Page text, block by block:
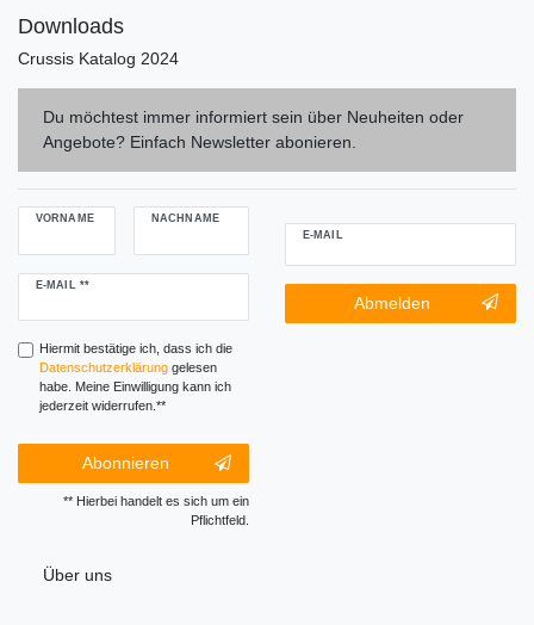
Downloads
Crussis Katalog 2024
Du möchtest immer informiert sein über Neuheiten oder
Angebote? Einfach Newsletter abonieren.
VORNAME NACHNAME
E-MAIL **
Newsletter
Hiermit bestätige ich, dass ich die
Daten­schutz­erklärunggelesen
habe. Meine Einwilligung kann ich
jederzeit widerrufen.**
Abonnieren
** Hierbei handelt es sich um ein
Pflichtfeld.
E-MAIL
Newsletter-
Abmeldung
Abmelden
Über uns